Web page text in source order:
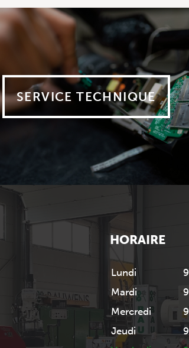
SERVICE TECHNIQUE
HORAIRE
Lundi
Mardi
Mercredi
Jeudi